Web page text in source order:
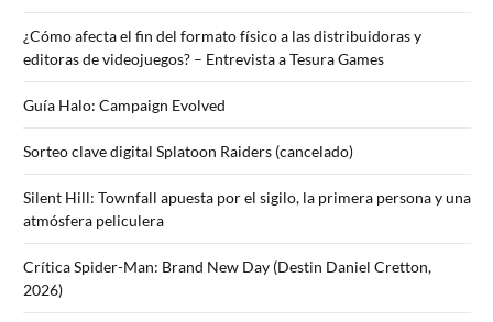
¿Cómo afecta el fin del formato físico a las distribuidoras y
editoras de videojuegos? – Entrevista a Tesura Games
Guía Halo: Campaign Evolved
Sorteo clave digital Splatoon Raiders (cancelado)
Silent Hill: Townfall apuesta por el sigilo, la primera persona y una
atmósfera peliculera
Crítica Spider-Man: Brand New Day (Destin Daniel Cretton,
2026)